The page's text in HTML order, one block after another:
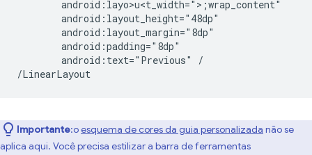
android:layo>u<t_width=">;
android:text="Previous"
/
Importante:oesquema de cores da guia personalizada não se
aplica aqui. Você precisa estilizar a barra de ferramentas